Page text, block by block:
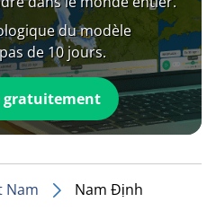
du modèle
de 10 jours.
gratuitement
Nam Nam Định